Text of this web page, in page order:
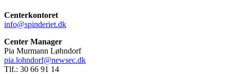
Centerkontoret
info@spinderiet.dk
Center Manager
Pia Murmann Løhndorf
pia.lohndorf@newsec.dk
Tlf.: 30 66 91 14